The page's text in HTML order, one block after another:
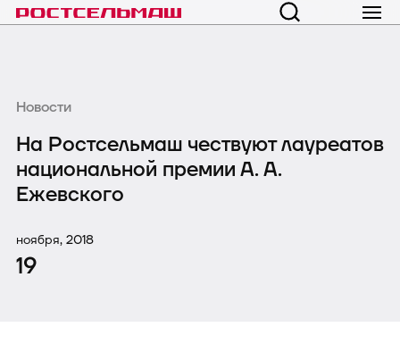
Новости
На Ростсельмаш чествуют лауреатов
национальной премии А. А.
Ежевского
ноября, 2018
19